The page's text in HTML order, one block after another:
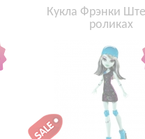
Кукла Фрэнки
роликах